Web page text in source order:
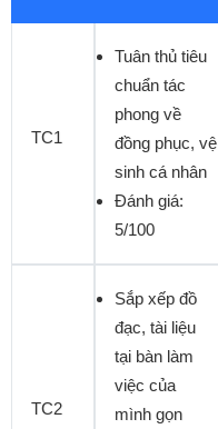
TC1
Tuân thủ tiêu
chuẩn tác
phong về
đồng phục, vệ
sinh cá nhân
Đánh giá:
5/100
TC2
Sắp xếp đồ
đạc, tài liệu
tại bàn làm
việc của
mình gọn